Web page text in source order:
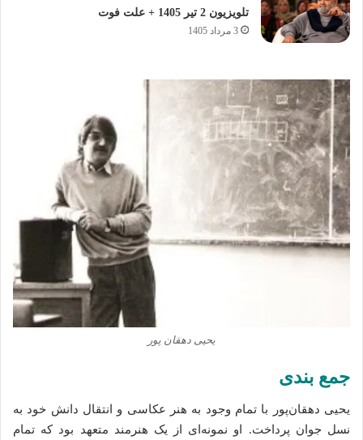
تلویزیون 2 تیر 1405 + علت فوت
3 مرداد 1405
یحیی دهقان‌ پور
جمع بندی
یحیی دهقان‌پور با تمام وجود به هنر عکاسی و انتقال دانش خود به
نسل جوان پرداخت. او نمونه‌ای از یک هنرمند متعهد بود که تمام